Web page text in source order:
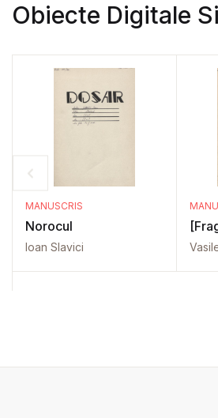
Obiecte Digitale
MANUSCRIS
Norocul
Ioan Slavici